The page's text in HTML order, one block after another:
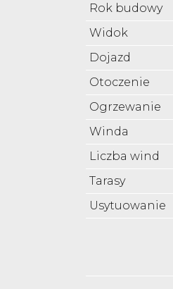
Rok budowy
Widok
Dojazd
Otoczenie
Ogrzewanie
Winda
Liczba wind
Tarasy
Usytuowanie